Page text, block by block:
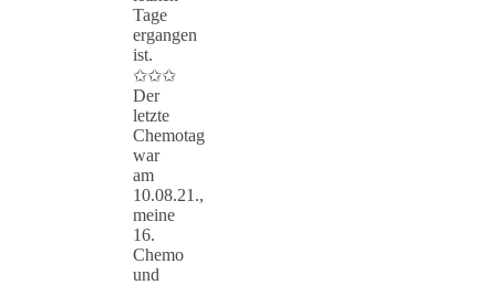
Tage
ergangen
ist.
✩✩✩
Der
letzte
Chemotag
war
am
10.08.21.,
meine
16.
Chemo
und